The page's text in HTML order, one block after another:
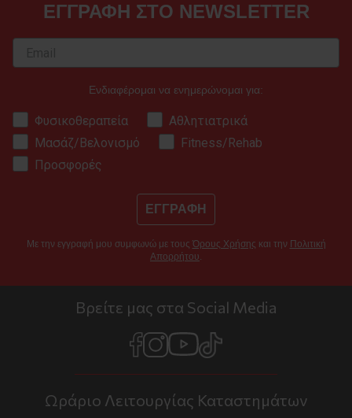
ΕΓΓΡΑΦΗ ΣΤΟ NEWSLETTER
Ενδιαφέρομαι να ενημερώνομαι για:
Φυσικοθεραπεία
Αθλητιατρικά
Μασάζ/Βελονισμό
Fitness/Rehab
Προσφορές
ΕΓΓΡΑΦΗ
Με την εγγραφή μου συμφωνώ με τους Όρους Χρήσης και την Πολιτική
Απορρήτου.
Βρείτε μας στα Social Media
Ωράριο Λειτουργίας Καταστημάτων